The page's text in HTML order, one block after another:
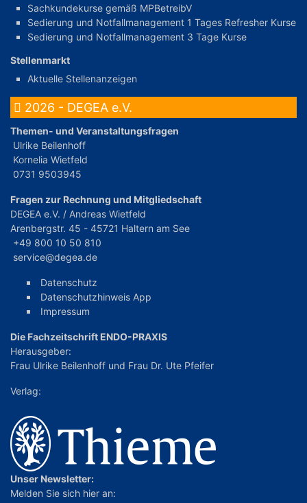
Sachkundekurse gemäß MPBetreibV
Sedierung und Notfallmanagement 1 Tages Refresher Kurse
Sedierung und Notfallmanagement 3 Tage Kurse
Stellenmarkt
Aktuelle Stellenanzeigen
2026 - DEGEA e.V.
Themen- und Veranstaltungsfragen
Ulrike Beilenhoff
Kornelia Wietfeld
0731 9503945
Fragen zur Rechnung und Mitgliedschaft
DEGEA e.V. / Andreas Wietfeld
Arenbergstr. 45 - 45721 Haltern am See
+49 800 10 50 810
service@degea.de
Datenschutz
Datenschutzhinweis App
Impressum
Die Fachzeitschrift ENDO-PRAXIS
Herausgeber:
Frau Ulrike Beilenhoff und Frau Dr. Ute Pfeifer
Verlag:
Unser Newsletter:
Melden Sie sich hier an: